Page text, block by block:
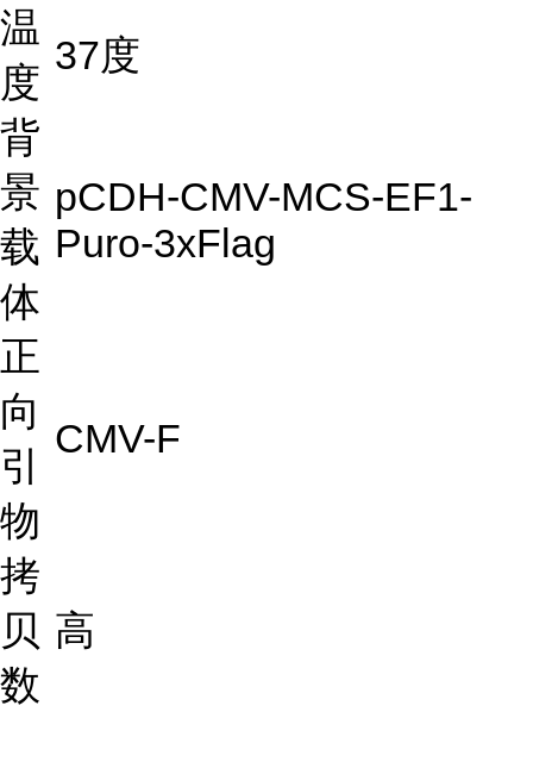
温
度
37度
背
景
载
体
pCDH-CMV-MCS-EF1-
Puro-3xFlag
正
向
引
物
CMV-F
拷
贝
数
高